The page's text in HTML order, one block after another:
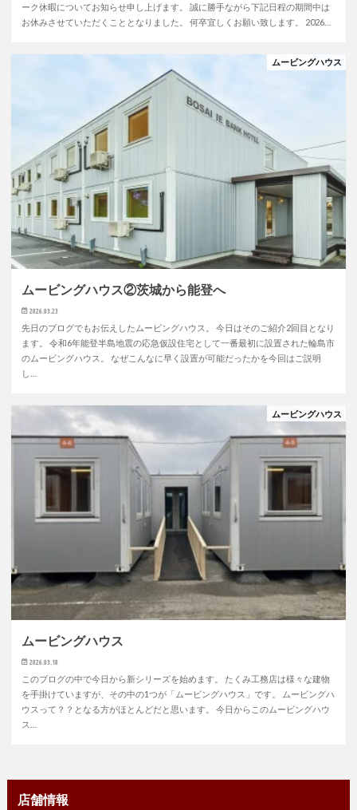
ーク休暇についてお知らせ申し上げます。 誠に勝手ながら下記日程の期間中は
お休みさせていただくこととなりました。 何卒宜しくお願い致します。 2026…
ムービングハウス
ムービングハウス②茨城から能登へ
2026.03.23
先日のブログでもお伝えしたムービングハウス。 今日はそのご紹介2回目となり
ます。 令和6年能登半島地震の応急仮設住宅として一番最初に設置された輪島市
のムービングハウス。 なぜこんなに早く設置が可能だったかを今回はご説明
し…
ムービングハウス
ムービングハウス
2026.03.18
このブログの中で今日から新シリーズを始めます。 たくみ工務店は様々な建物
を手掛けていますが、その中の1つが「ムービングハウス」です。 ムービングハ
ウスって？？となる方がほとんどだと思います。 今日からこのムービングハウ
ス…
店舗情報